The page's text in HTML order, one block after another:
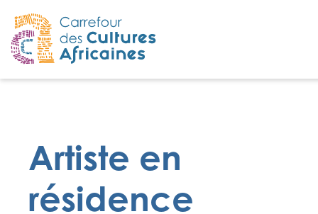
Artiste en
résidence